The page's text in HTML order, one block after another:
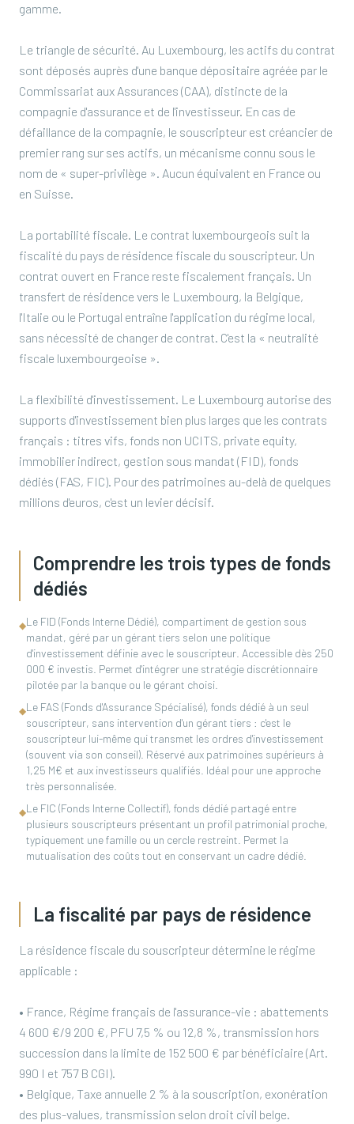
gamme.
Le triangle de sécurité. Au Luxembourg, les actifs du contrat
sont déposés auprès d'une banque dépositaire agréée par le
Commissariat aux Assurances (CAA), distincte de la
compagnie d'assurance et de l'investisseur. En cas de
défaillance de la compagnie, le souscripteur est créancier de
premier rang sur ses actifs, un mécanisme connu sous le
nom de « super-privilège ». Aucun équivalent en France ou
en Suisse.
La portabilité fiscale. Le contrat luxembourgeois suit la
fiscalité du pays de résidence fiscale du souscripteur. Un
contrat ouvert en France reste fiscalement français. Un
transfert de résidence vers le Luxembourg, la Belgique,
l'Italie ou le Portugal entraîne l'application du régime local,
sans nécessité de changer de contrat. C'est la « neutralité
fiscale luxembourgeoise ».
La flexibilité d'investissement. Le Luxembourg autorise des
supports d'investissement bien plus larges que les contrats
français : titres vifs, fonds non UCITS, private equity,
immobilier indirect, gestion sous mandat (FID), fonds
dédiés (FAS, FIC). Pour des patrimoines au-delà de quelques
millions d'euros, c'est un levier décisif.
Comprendre les trois types de fonds
dédiés
◆Le FID (Fonds Interne Dédié), compartiment de gestion sous
mandat, géré par un gérant tiers selon une politique
d'investissement définie avec le souscripteur. Accessible dès 250
000 € investis. Permet d'intégrer une stratégie discrétionnaire
pilotée par la banque ou le gérant choisi.
◆Le FAS (Fonds d'Assurance Spécialisé), fonds dédié à un seul
souscripteur, sans intervention d'un gérant tiers : c'est le
souscripteur lui-même qui transmet les ordres d'investissement
(souvent via son conseil). Réservé aux patrimoines supérieurs à
1,25 M€ et aux investisseurs qualifiés. Idéal pour une approche
très personnalisée.
◆Le FIC (Fonds Interne Collectif), fonds dédié partagé entre
plusieurs souscripteurs présentant un profil patrimonial proche,
typiquement une famille ou un cercle restreint. Permet la
mutualisation des coûts tout en conservant un cadre dédié.
La fiscalité par pays de résidence
La résidence fiscale du souscripteur détermine le régime
applicable :
• France, Régime français de l'assurance-vie : abattements
4 600 €/9 200 €, PFU 7,5 % ou 12,8 %, transmission hors
succession dans la limite de 152 500 € par bénéficiaire (Art.
990 I et 757 B CGI).
• Belgique, Taxe annuelle 2 % à la souscription, exonération
des plus-values, transmission selon droit civil belge.